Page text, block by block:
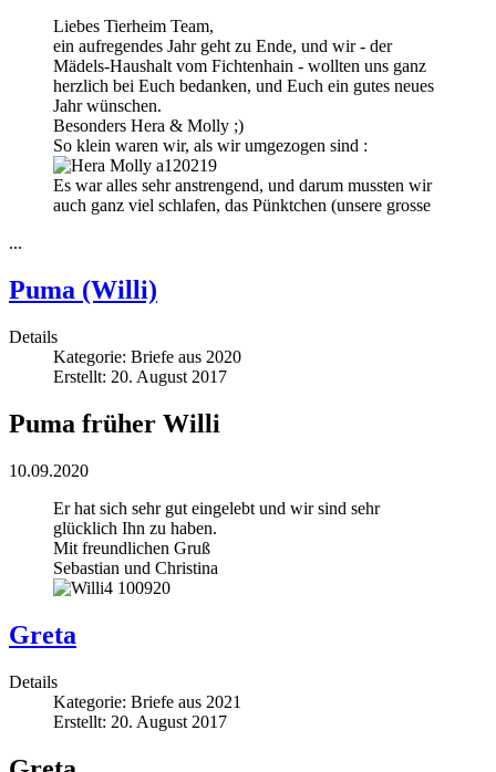
Liebes Tierheim Team,
ein aufregendes Jahr geht zu Ende, und wir - der
Mädels-Haushalt vom Fichtenhain - wollten uns ganz
herzlich bei Euch bedanken, und Euch ein gutes neues
Jahr wünschen.
Besonders Hera & Molly ;)
So klein waren wir, als wir umgezogen sind :
Es war alles sehr anstrengend, und darum mussten wir
auch ganz viel schlafen, das Pünktchen (unsere grosse
...
Puma (Willi)
Details
Kategorie: Briefe aus 2020
Erstellt: 20. August 2017
Puma früher Willi
10.09.2020
Er hat sich sehr gut eingelebt und wir sind sehr
glücklich Ihn zu haben.
Mit freundlichen Gruß
Sebastian und Christina
Greta
Details
Kategorie: Briefe aus 2021
Erstellt: 20. August 2017